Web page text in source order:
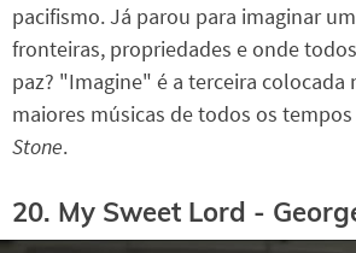
pacifismo. Já parou para imaginar
fronteiras, propriedades e onde
paz? "Imagine" é a terceira colocada
maiores músicas de todos os
Stone.
20. My Sweet Lord -